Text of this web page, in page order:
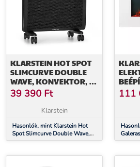
KLARSTEIN HOT SPOT
SLIMCURVE DOUBLE
WAVE, KONVEKTOR, 2
AZ 1-BEN FŰTŐTEST,
1000 W, HETI IDŐZÍTŐ,
39 390 Ft
Klarstein
Hasonlók, mint Klarstein Hot
Spot Slimcurve Double Wave,
konvektor, 2 az 1-ben fűtőtest,
1800
111